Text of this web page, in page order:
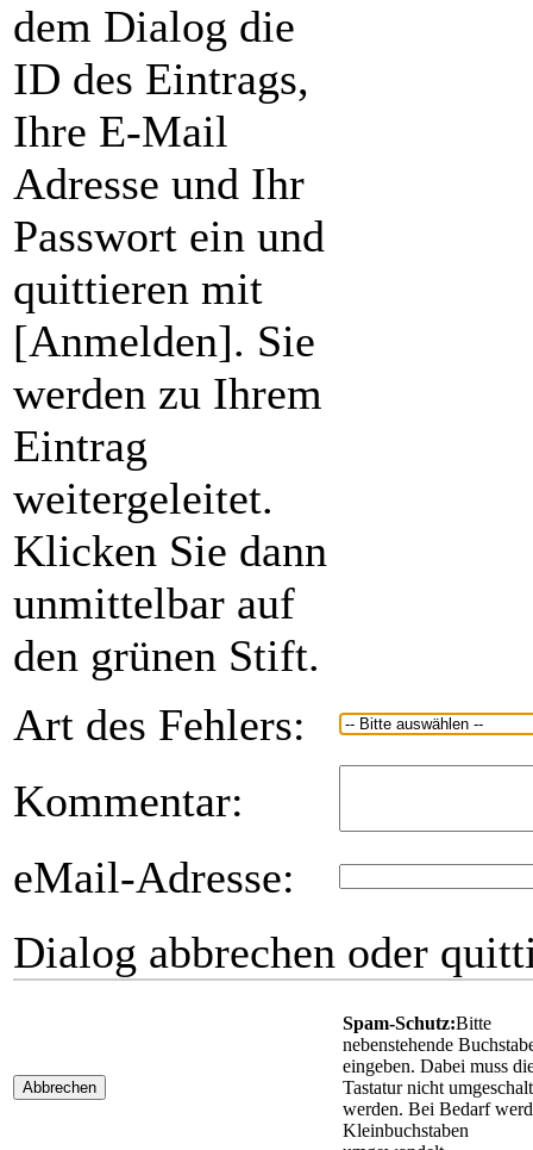
dem Dialog die
ID des Eintrags,
Ihre E-Mail
Adresse und Ihr
Passwort ein und
quittieren mit
[Anmelden]. Sie
werden zu Ihrem
Eintrag
weitergeleitet.
Klicken Sie dann
unmittelbar auf
den grünen Stift.
Art des Fehlers:
Kommentar:
eMail-Adresse:
Dialog abbrechen oder
Abbrechen
Spam-Schutz:Bitte
nebenstehende
eingeben. Dabei muss
Tastatur nicht
werden. Bei Bedarf
Kleinbuchstaben